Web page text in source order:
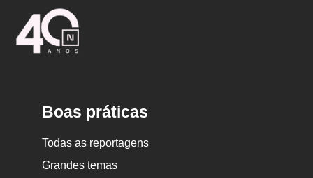
Boas práticas
Todas as reportagens
Grandes temas